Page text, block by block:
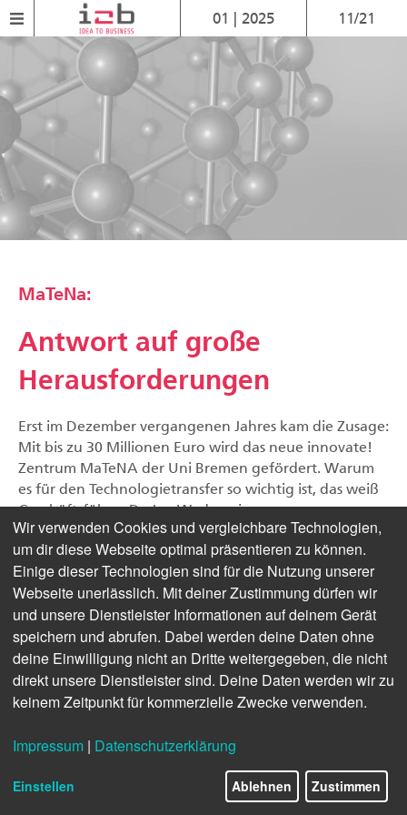
01 | 2025 11/21
MaTeNa:
Antwort auf große
Herausforderungen
Erst im Dezember vergangenen Jahres kam die Zusage:
Mit bis zu 30 Millionen Euro wird das neue innovate!
Zentrum MaTeNA der Uni Bremen gefördert. Warum
es für den Technologietransfer so wichtig ist, das weiß
Geschäftsführer Dr. Jan Wedemeier.
Auf die Finanzierung durch die Hamburger Joachim
Herz Stiftung können Sie sehr stolz sein – immerhin
das einzige Projekt dieser Art in ganz Deutschland.
Warum hat man sich für eine Zusammenarbeit mit
dem MAPEX Center for Materials and Processes
entschieden?
Das MAPEX Center for Materials and Processes an der
Forschungszentren im Bereich Materialwissenschaften
und Prozesse mit über 1000 Wissenschaftlerinnen und
Wissenschaftlern. Hier wird Grundlagenforschung
Wir verwenden Cookies und vergleichbare Technologien,
um dir diese Webseite optimal präsentieren zu können.
Einige dieser Technologien sind für die Nutzung unserer
Webseite unerlässlich. Mit deiner Zustimmung dürfen wir
und unsere Dienstleister Informationen auf deinem Gerät
speichern und abrufen. Dabei werden deine Daten ohne
deine Einwilligung nicht an Dritte weitergegeben, die nicht
direkt unsere Dienstleister sind. Deine Daten werden wir zu
keinem Zeitpunkt für kommerzielle Zwecke verwenden.
Impressum | Datenschutzerklärung
Einstellen Ablehnen Zustimmen